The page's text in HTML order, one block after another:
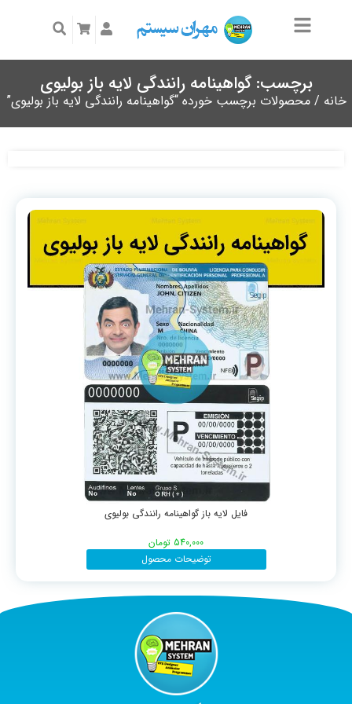
برچسب: گواهینامه رانندگی لایه باز بولیوی
خانه / محصولات برچسب خورده “گواهینامه رانندگی لایه باز بولیوی”
فایل لایه باز گواهینامه رانندگی بولیوی
540,000 تومان
توضیحات محصول